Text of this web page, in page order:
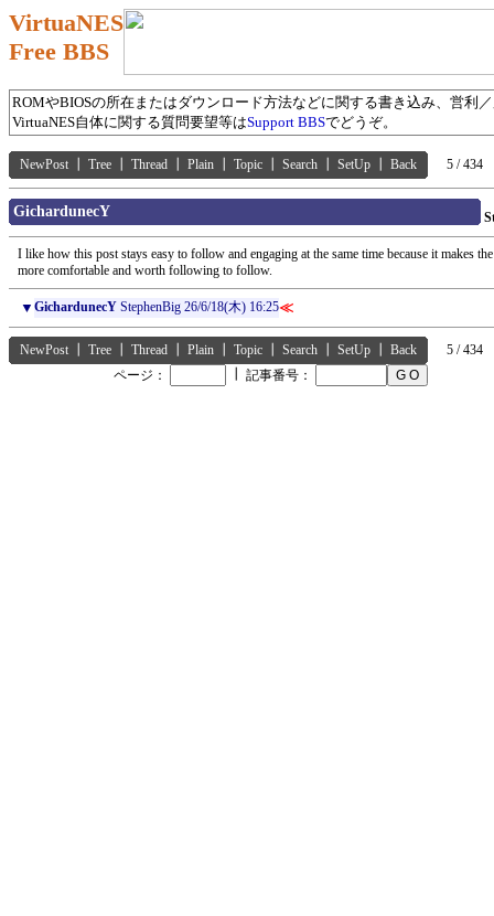
VirtuaNES
Free BBS
ROMやBIOSの所在またはダウンロード方法などに関する書き込み、営利
VirtuaNES自体に関する質問要望等はSupport BBSでどうぞ。
NewPost Tree Thread Plain Topic Search SetUp Back 5 / 434
GichardunecY
I like how this post stays easy to follow and engaging at the same time because it makes
more comfortable and worth following to follow.
▼ GichardunecY StephenBig 26/6/18(木) 16:25≪
NewPost Tree Thread Plain Topic Search SetUp Back
5 / 434
ページ：
記事番号：